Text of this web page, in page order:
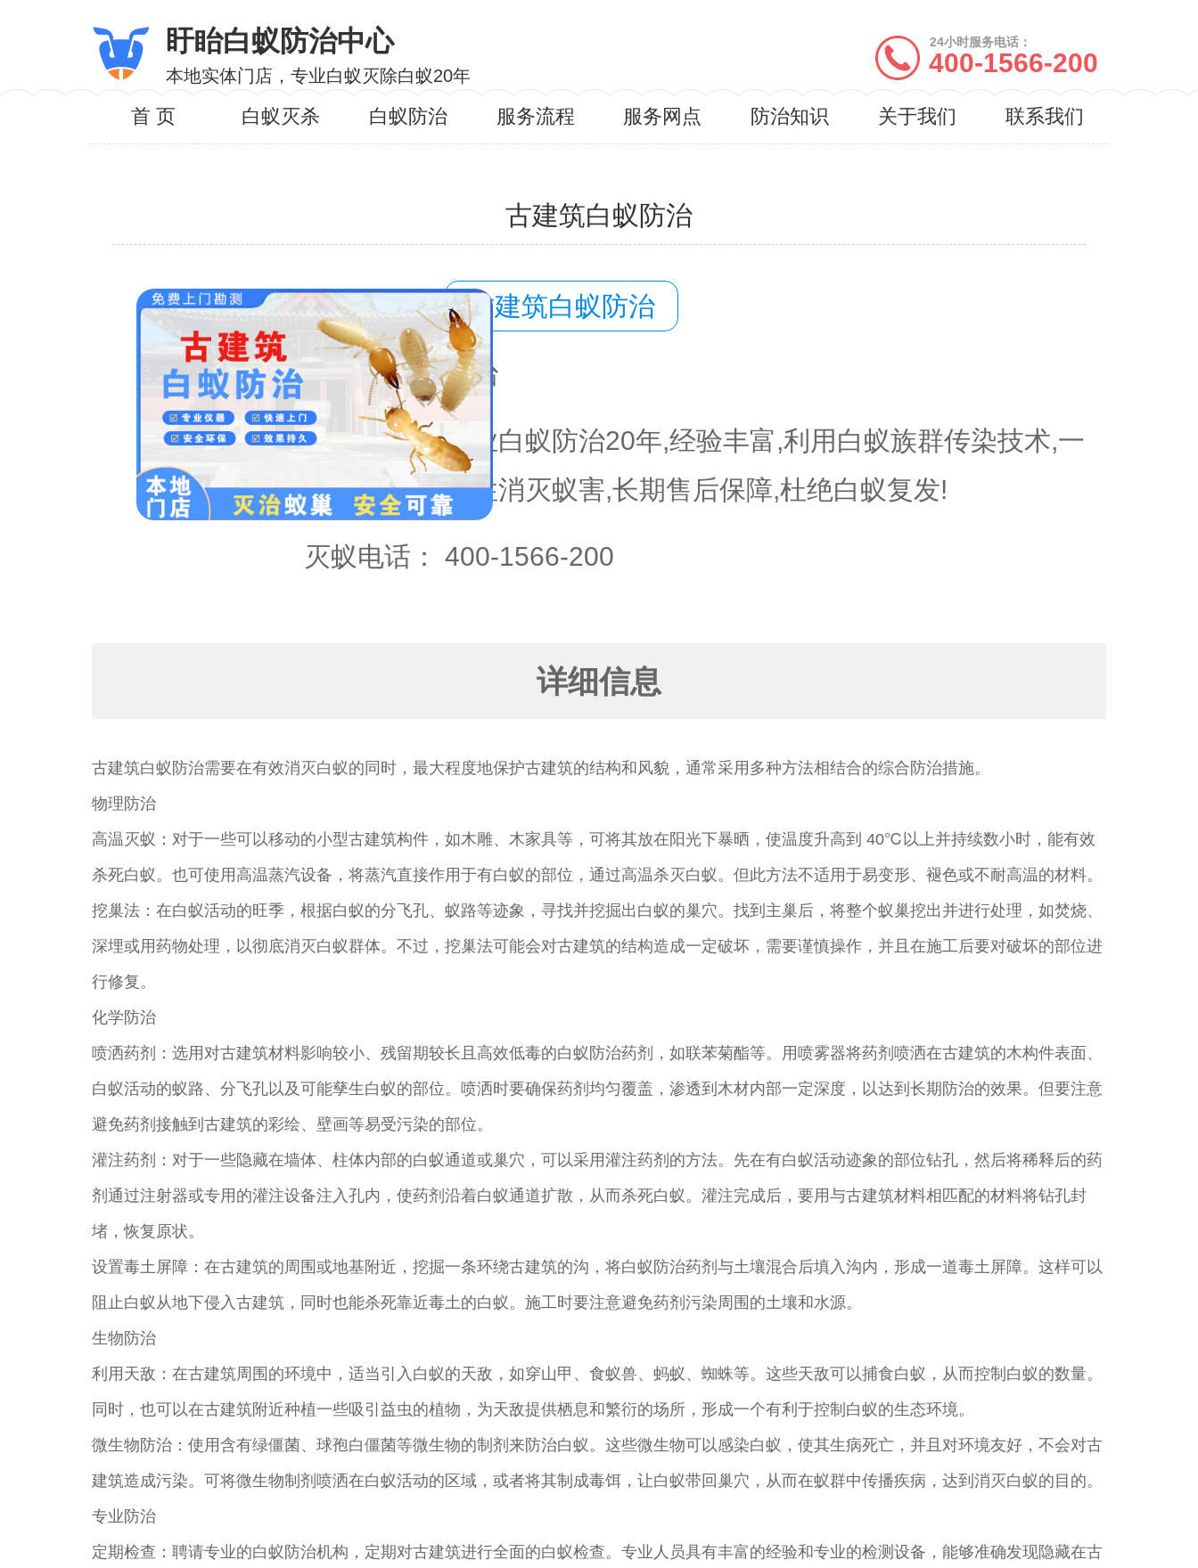
盱眙白蚁防治中心
本地实体门店，专业白蚁灭除白蚁20年
24小时服务电话：
400-1566-200
首 页 白蚁灭杀 白蚁防治 服务流程 服务网点 防治知识 关于我们 联系我们
古建筑白蚁防治
服务内容： 古建筑白蚁防治
服务区域： 盱眙
内容：
专业白蚁防治20年,经验丰富,利用白蚁族群传染技术,一
次性消灭蚁害,长期售后保障,杜绝白蚁复发!
灭蚁电话： 400-1566-200
详细信息
古建筑白蚁防治需要在有效消灭白蚁的同时，最大程度地保护古建筑的结构和风貌，通常采用多种方法相结合的综合防治措施。
物理防治
高温灭蚁：对于一些可以移动的小型古建筑构件，如木雕、木家具等，可将其放在阳光下暴晒，使温度升高到 40℃以上并持续数小时，能有效
杀死白蚁。也可使用高温蒸汽设备，将蒸汽直接作用于有白蚁的部位，通过高温杀灭白蚁。但此方法不适用于易变形、褪色或不耐高温的材料。
挖巢法：在白蚁活动的旺季，根据白蚁的分飞孔、蚁路等迹象，寻找并挖掘出白蚁的巢穴。找到主巢后，将整个蚁巢挖出并进行处理，如焚烧、
深埋或用药物处理，以彻底消灭白蚁群体。不过，挖巢法可能会对古建筑的结构造成一定破坏，需要谨慎操作，并且在施工后要对破坏的部位进
行修复。
化学防治
喷洒药剂：选用对古建筑材料影响较小、残留期较长且高效低毒的白蚁防治药剂，如联苯菊酯等。用喷雾器将药剂喷洒在古建筑的木构件表面、
白蚁活动的蚁路、分飞孔以及可能孳生白蚁的部位。喷洒时要确保药剂均匀覆盖，渗透到木材内部一定深度，以达到长期防治的效果。但要注意
避免药剂接触到古建筑的彩绘、壁画等易受污染的部位。
灌注药剂：对于一些隐藏在墙体、柱体内部的白蚁通道或巢穴，可以采用灌注药剂的方法。先在有白蚁活动迹象的部位钻孔，然后将稀释后的药
剂通过注射器或专用的灌注设备注入孔内，使药剂沿着白蚁通道扩散，从而杀死白蚁。灌注完成后，要用与古建筑材料相匹配的材料将钻孔封
堵，恢复原状。
设置毒土屏障：在古建筑的周围或地基附近，挖掘一条环绕古建筑的沟，将白蚁防治药剂与土壤混合后填入沟内，形成一道毒土屏障。这样可以
阻止白蚁从地下侵入古建筑，同时也能杀死靠近毒土的白蚁。施工时要注意避免药剂污染周围的土壤和水源。
生物防治
利用天敌：在古建筑周围的环境中，适当引入白蚁的天敌，如穿山甲、食蚁兽、蚂蚁、蜘蛛等。这些天敌可以捕食白蚁，从而控制白蚁的数量。
同时，也可以在古建筑附近种植一些吸引益虫的植物，为天敌提供栖息和繁衍的场所，形成一个有利于控制白蚁的生态环境。
微生物防治：使用含有绿僵菌、球孢白僵菌等微生物的制剂来防治白蚁。这些微生物可以感染白蚁，使其生病死亡，并且对环境友好，不会对古
建筑造成污染。可将微生物制剂喷洒在白蚁活动的区域，或者将其制成毒饵，让白蚁带回巢穴，从而在蚁群中传播疾病，达到消灭白蚁的目的。
专业防治
定期检查：聘请专业的白蚁防治机构，定期对古建筑进行全面的白蚁检查。专业人员具有丰富的经验和专业的检测设备，能够准确发现隐藏在古